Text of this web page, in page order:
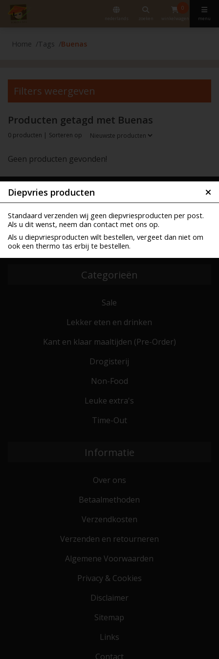
nederlands zoeken
0
winkelwagen menu
Diepvries producten
Standaard verzenden wij geen diepvriesproducten per post.
Als u dit wenst, neem dan contact met ons op.
Als u diepvriesproducten wilt bestellen, vergeet dan niet om
ook een thermo tas erbij te bestellen.
Home Tags Buenas
Filters weergeven
Producten getagd met Buenas
0 producten | Sorteren op
Geen producten gevonden!
Gratis levering DPD & Post NL vanaf € 100,- (NL) max 20 kilo
Bestel voor 10:00, zelfde werkdag verzonden
Verzenden al vanaf € 6,25
Categorieën
Sale
Lekker eten en drinken
Kant en klaar maaltijden (Pre-Order)
Drogisterij
Non-Food
Leuke extra's
Time-Out
Informatie
Over ons
Betaalmethoden
Verzendkosten
Verzenden en retourneren
Algemene Voorwaarden
Privacy & Cookies
Disclaimer
Sitemap
Links
Contact